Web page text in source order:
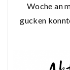
Woche an
gucken